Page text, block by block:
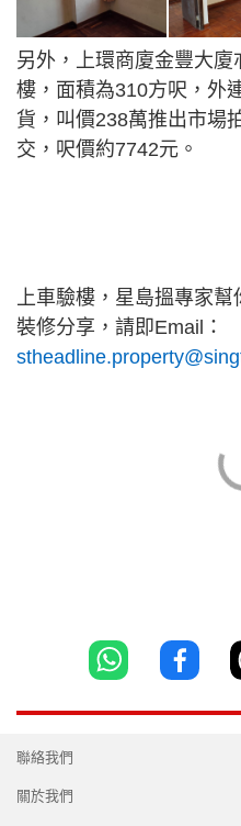
另外，上環商廈金豐大
樓，面積為310方呎，外
貨，叫價238萬推出市場
交，呎價約7742元。
上車驗樓，星島搵專家幫
裝修分享，請即Email：
聯絡我們
關於我們